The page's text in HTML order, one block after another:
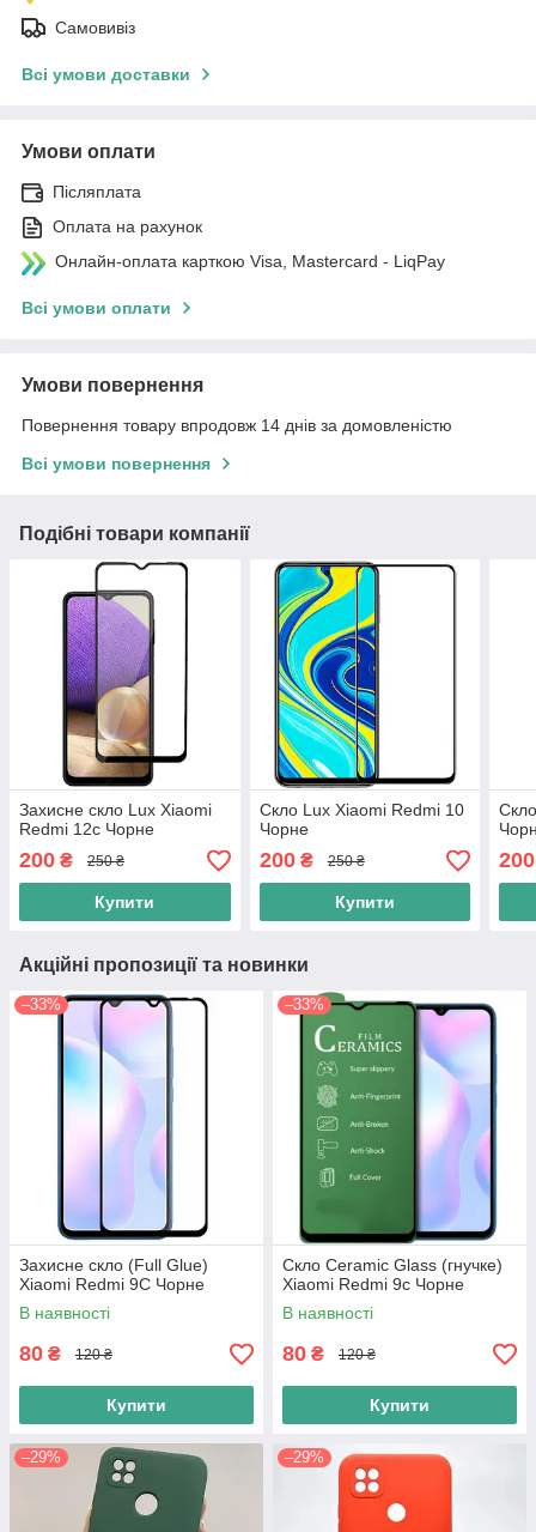
Самовивіз
Всі умови доставки
Умови оплати
Післяплата
Оплата на рахунок
Онлайн-оплата карткою Visa, Mastercard - LiqPay
Всі умови оплати
Умови повернення
Повернення товару впродовж 14 днів за домовленістю
Всі умови повернення
Подібні товари компанії
Захисне скло Lux Xiaomi
Redmi 12c Чорне
200 ₴ 250 ₴
Купити
Скло Lux Xiaomi Redmi 10
Чорне
200₴ 250 ₴
Купити
200
Акційні пропозиції та новинки
–33%
Захисне скло (Full Glue)
Xiaomi Redmi 9C Чорне
В наявності
80 ₴ 120 ₴
Купити
–33%
Скло Ceramic Glass (гнучке)
Xiaomi Redmi 9c Чорне
В наявності
80 ₴ 120 ₴
Купити
–29% –29%